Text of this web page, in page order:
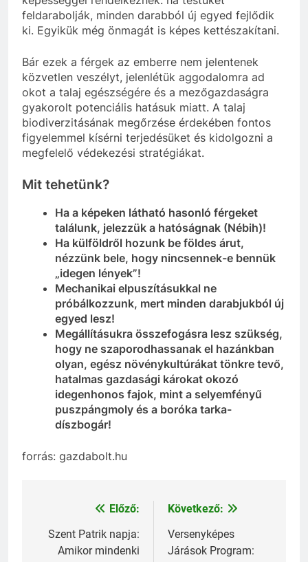
feldarabolják, minden darabból új egyed fejlődik
ki. Egyikük még önmagát is képes kettészakítani.
Bár ezek a férgek az emberre nem jelentenek
közvetlen veszélyt, jelenlétük aggodalomra ad
okot a talaj egészségére és a mezőgazdaságra
gyakorolt potenciális hatásuk miatt. A talaj
biodiverzitásának megőrzése érdekében fontos
figyelemmel kísérni terjedésüket és kidolgozni a
megfelelő védekezési stratégiákat.
Mit tehetünk?
Ha a képeken látható hasonló férgeket
találunk, jelezzük a hatóságnak (Nébih)!
Ha külföldről hozunk be földes árut,
nézzünk bele, hogy nincsennek-e bennük
„idegen lények”!
Mechanikai elpuszításukkal ne
próbálkozzunk, mert minden darabjukból új
egyed lesz!
Megállításukra összefogásra lesz szükség,
hogy ne szaporodhassanak el hazánkban
olyan, egész növénykultúrákat tönkre tevő,
hatalmas gazdasági károkat okozó
idegenhonos fajok, mint a selyemfényű
puszpángmoly és a boróka tarka-
díszbogár!
forrás: gazdabolt.hu
Bejegyzés
navigáció
Előző:
Szent Patrik napja:
Amikor mindenki
Következő:
Versenyképes
Járások Program: